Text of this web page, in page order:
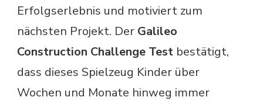
Erfolgserlebnis und motiviert zum
nächsten Projekt. Der Galileo
Construction Challenge Test bestätigt,
dass dieses Spielzeug Kinder über
Wochen und Monate hinweg immer